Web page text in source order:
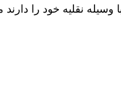
نقلیه خود را دارند